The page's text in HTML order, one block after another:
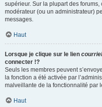
supérieur. Sur la plupart des
modérateur (ou un administrateur)
messages.
Haut
Lorsque je clique sur le lien courriel
connecter !?
Seuls les membres peuvent
la fonction a été activée par
malveillante de la fonctionnalité par
Haut